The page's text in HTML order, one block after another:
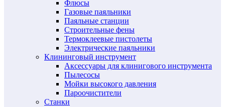
Флюсы
Газовые паяльники
Паяльные станции
Строительные фены
Термоклеевые пистолеты
Электрические паяльники
Клининговый инструмент
Аксессуары для клинигового инструмента
Пылесосы
Мойки высокого давления
Пароочистители
Станки